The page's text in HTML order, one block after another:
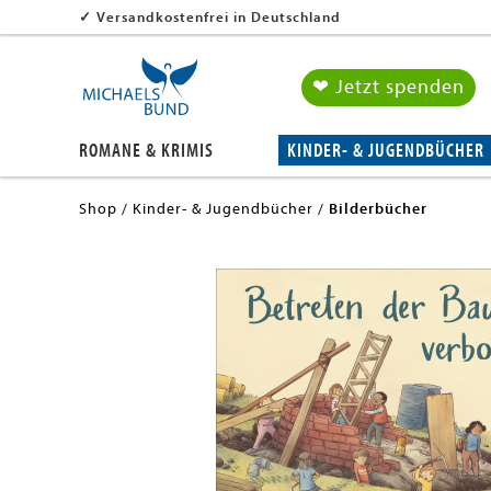
✓ Versandkostenfrei in Deutschland
❤ Jetzt spenden
ROMANE & KRIMIS KINDER- & JUGENDBÜCHER
Shop Kinder- & Jugendbücher Bilderbücher